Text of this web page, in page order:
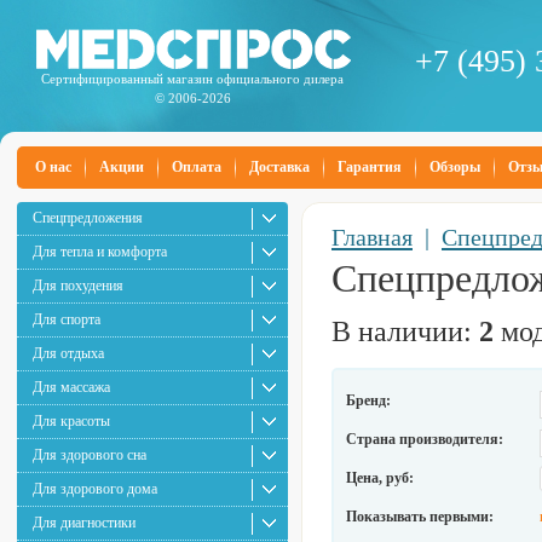
Сертифицированный магазин официального дилера
© 2006-2026
+7 (495)
О нас Акции Оплата Доставка Гарантия Обзоры
Спецпредложения
Для тепла и комфорта
Для похудения
Для спорта
Для отдыха
Для массажа
Для красоты
Для здорового сна
Для здорового дома
Для диагностики
Главная |
В наличии: 2
Бренд:
Страна производителя:
Цена, руб:
Показывать первыми: